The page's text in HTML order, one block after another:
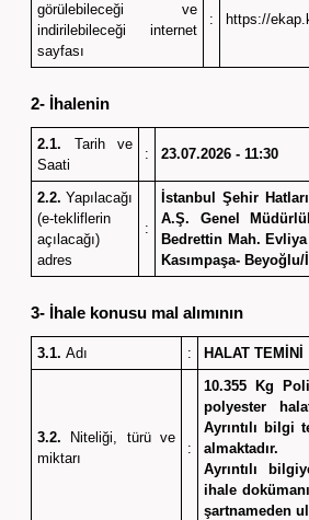
görülebileceği ve
indirilebileceği internet
sayfası
: https://
2- İhalenin
2.1. Tarih ve
Saati
: 23.07.2026 - 11:30
2.2. Yapılacağı
(e-tekliflerin
açılacağı)
adres
:
İstanbul Şehir
A.Ş. Genel
Bedrettin Mah.
Kasımpaşa- Beyoğlu/
3- İhale konusu mal alımının
3.1. Adı : HALAT TEMİNİ
3.2. Niteliği, türü ve
miktarı
:
10.355 Kg
polyester
Ayrıntılı bilgi
almaktadır.
Ayrıntılı
ihale
şartnameden